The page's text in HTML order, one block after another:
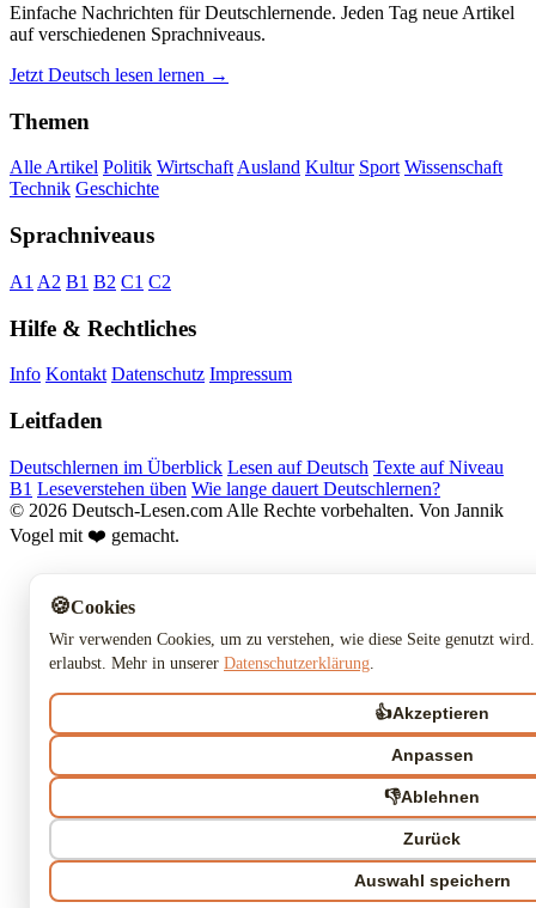
Einfache Nachrichten für Deutschlernende. Jeden Tag neue Artikel
auf verschiedenen Sprachniveaus.
Jetzt Deutsch lesen lernen →
Themen
Alle Artikel Politik WirtschaftAusland Kultur Sport Wissenschaft
Technik Geschichte
Sprachniveaus
A1 A2 B1 B2 C1 C2
Hilfe & Rechtliches
Info Kontakt Datenschutz Impressum
Leitfaden
Deutschlernen im Überblick Lesen auf Deutsch Texte auf Niveau
B1 Leseverstehen üben Wie lange dauert Deutschlernen?
© 2026 Deutsch-Lesen.com Alle Rechte vorbehalten. Von Jannik
Vogel mit ❤️ gemacht.
🍪Cookies
Wir verwenden Cookies, um zu verstehen, wie diese Seite genutzt
erlaubst. Mehr in unserer Datenschutzerklärung.
👍Akzeptieren
Anpassen
👎Ablehnen
Zurück
Auswahl speichern